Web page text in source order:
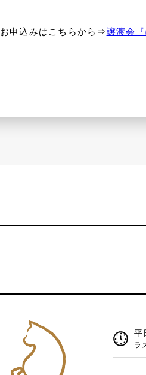
お申込みはこちらから⇒譲渡会
平
ラ